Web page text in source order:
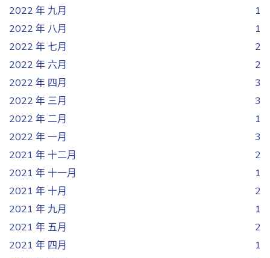
2022 年 九月
1
2022 年 八月
1
2022 年 七月
2
2022 年 六月
2
2022 年 四月
3
2022 年 三月
3
2022 年 二月
1
2022 年 一月
3
2021 年 十二月
2
2021 年 十一月
1
2021 年 十月
2
2021 年 九月
1
2021 年 五月
2
2021 年 四月
1